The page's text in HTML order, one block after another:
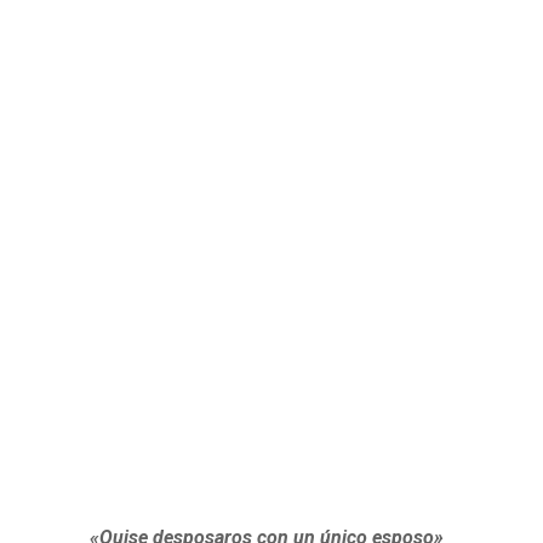
«Quise desposaros con un único esposo»